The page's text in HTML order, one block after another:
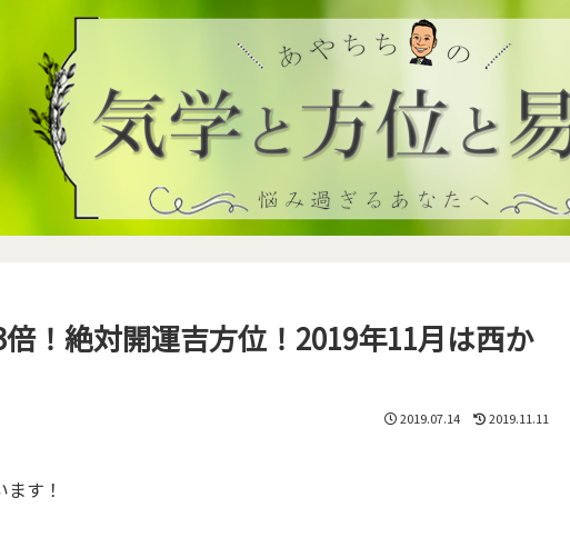
倍！絶対開運吉方位！2019年11月は西か
2019.07.14 2019.11.11
す！